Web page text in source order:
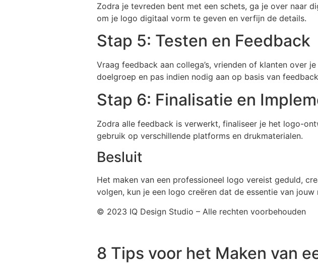
Zodra je tevreden bent met een schets, ga je over naar
om je logo digitaal vorm te geven en verfijn de details.
Stap 5: Testen en Feedback
Vraag feedback aan collega’s, vrienden of klanten over
doelgroep en pas indien nodig aan op basis van
Stap 6: Finalisatie en
Zodra alle feedback is verwerkt, finaliseer je het logo-
gebruik op verschillende platforms en drukmaterialen.
Besluit
Het maken van een professioneel logo vereist geduld,
volgen, kun je een logo creëren dat de essentie van
© 2023 IQ Design Studio – Alle rechten voorbehouden
8 Tips voor het Maken van